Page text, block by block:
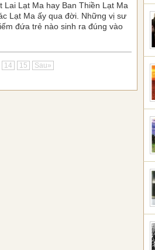
Lạt Ma hay Ban Thiền Lạt Ma
Lạt Ma ấy qua đời. Những vị sư
đứa trẻ nào sinh ra đúng vào
14 15 Sau»